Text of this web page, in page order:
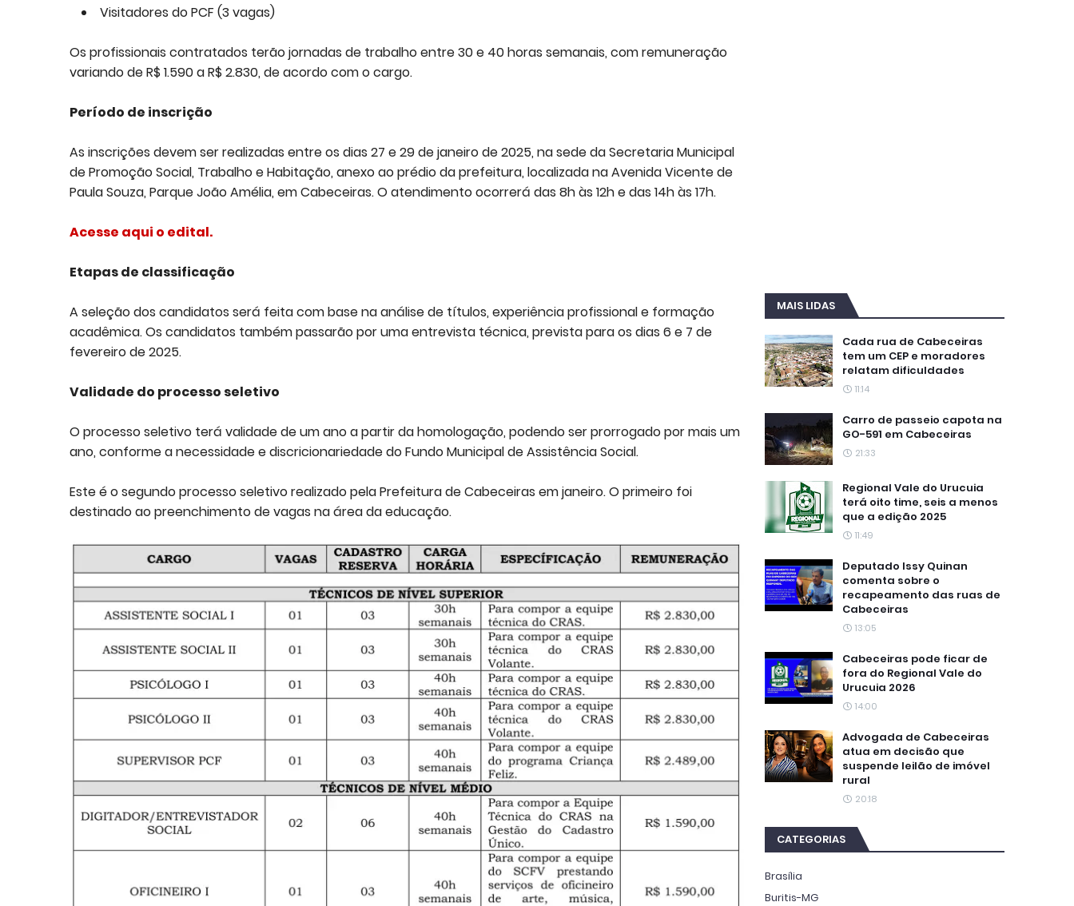
Visitadores do PCF (3 vagas)
Os profissionais contratados terão jornadas de trabalho entre 30 e 40 horas semanais, com remuneração
variando de R$ 1.590 a R$ 2.830, de acordo com o cargo.
Período de inscrição
As inscrições devem ser realizadas entre os dias 27 e 29 de janeiro de 2025, na sede da Secretaria Municipal
de Promoção Social, Trabalho e Habitação, anexo ao prédio da prefeitura, localizada na Avenida Vicente de
Paula Souza, Parque João Amélia, em Cabeceiras. O atendimento ocorrerá das 8h às 12h e das 14h às 17h.
Acesse aqui o edital.
Etapas de classificação
A seleção dos candidatos será feita com base na análise de títulos, experiência profissional e formação
acadêmica. Os candidatos também passarão por uma entrevista técnica, prevista para os dias 6 e 7 de
fevereiro de 2025.
Validade do processo seletivo
O processo seletivo terá validade de um ano a partir da homologação, podendo ser prorrogado por mais um
ano, conforme a necessidade e discricionariedade do Fundo Municipal de Assistência Social.
Este é o segundo processo seletivo realizado pela Prefeitura de Cabeceiras em janeiro. O primeiro foi
destinado ao preenchimento de vagas na área da educação.
MAIS LIDAS
Cada rua de Cabeceiras
tem um CEP e moradores
relatam dificuldades
11:14
Carro de passeio capota na
GO-591 em Cabeceiras
21:33
Regional Vale do Urucuia
terá oito time, seis a menos
que a edição 2025
11:49
Deputado Issy Quinan
comenta sobre o
recapeamento das ruas de
Cabeceiras
13:05
Cabeceiras pode ficar de
fora do Regional Vale do
Urucuia 2026
14:00
Advogada de Cabeceiras
atua em decisão que
suspende leilão de imóvel
rural
20:18
CATEGORIAS
Brasília
Buritis-MG